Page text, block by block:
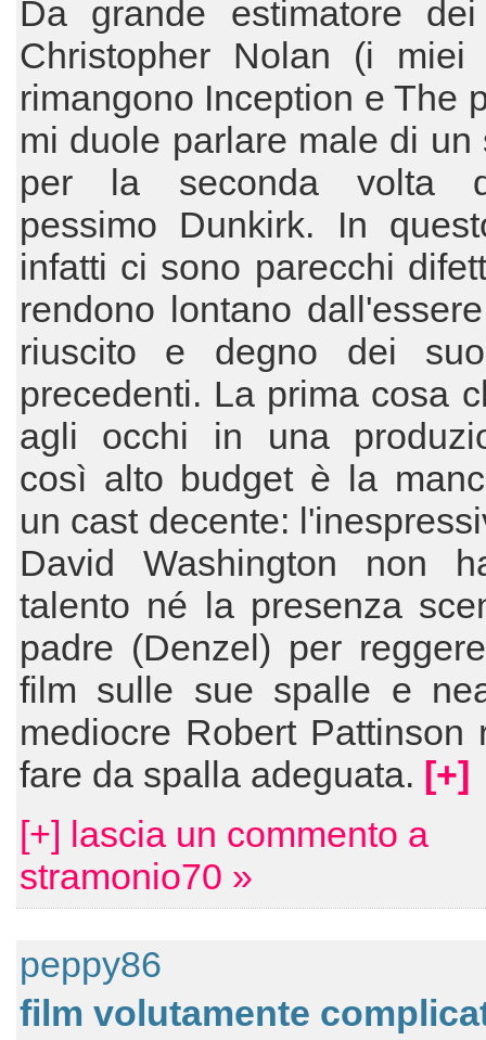
Da grande estimatore
Christopher Nolan (i miei
rimangono Inception e The
mi duole parlare male di un
per la seconda volta
pessimo Dunkirk. In
infatti ci sono parecchi
rendono lontano
riuscito e degno dei
precedenti. La prima cosa
agli occhi in una
così alto budget è la
un cast decente:
David Washington non
talento né la presenza
padre (Denzel) per
film sulle sue spalle e
mediocre Robert Pattinson
fare da spalla adeguata. [+]
[+] lascia un commento a
stramonio70 »
peppy86
film volutamente